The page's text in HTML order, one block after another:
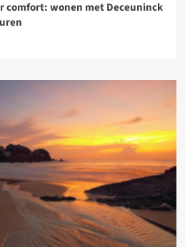
comfort: wonen met Deceuninck